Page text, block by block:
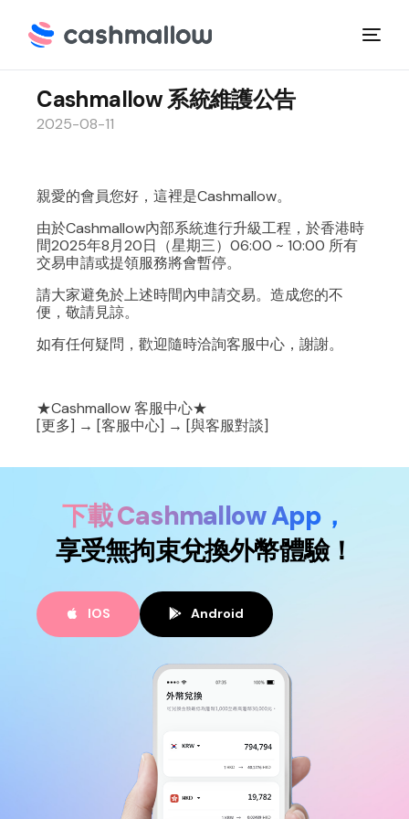
Cashmallow 系統維護公告
2025-08-11
親愛的會員您好，這裡是Cashmallow。
由於Cashmallow內部系統進行升級工程，於香港時
間2025年8月20日（星期三）06:00 ~ 10:00 所有
交易申請或提領服務將會暫停。
請大家避免於上述時間內申請交易。造成您的不
便，敬請見諒。
如有任何疑問，歡迎隨時洽詢客服中心，謝謝。
★Cashmallow 客服中心★
[更多] → [客服中心] → [與客服對談]
下載 Cashmallow App，
享受無拘束兌換外幣體驗！
IOS Android
繁